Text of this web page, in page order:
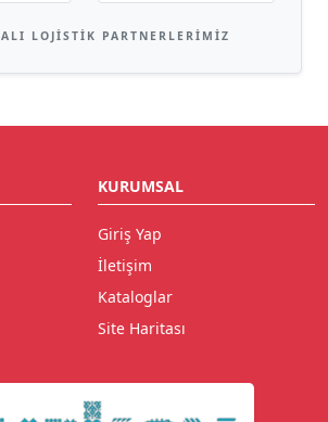
LOJISTIK PARTNERLERIMIZ
KURUMSAL
Giriş Yap
İletişim
Kataloglar
Site Haritası